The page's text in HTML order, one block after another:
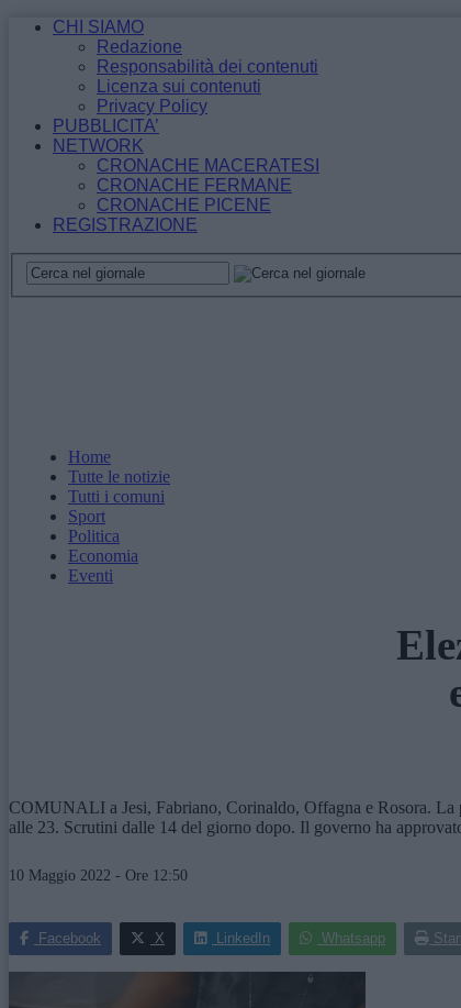
CHI SIAMO
Redazione
Responsabilità dei contenuti
Licenza sui contenuti
Privacy Policy
PUBBLICITA’
NETWORK
CRONACHE MACERATESI
CRONACHE FERMANE
CRONACHE PICENE
REGISTRAZIONE
Home
Tutte le notizie
Tutti i comuni
Sport
Politica
Economia
Eventi
COMUNALI a Jesi, Fabriano, Corinaldo, Offagna e Rosora. La
alle 23. Scrutini dalle 14 del giorno dopo. Il governo ha
10 Maggio 2022 - Ore 12:50
Facebook X LinkedIn Whatsapp